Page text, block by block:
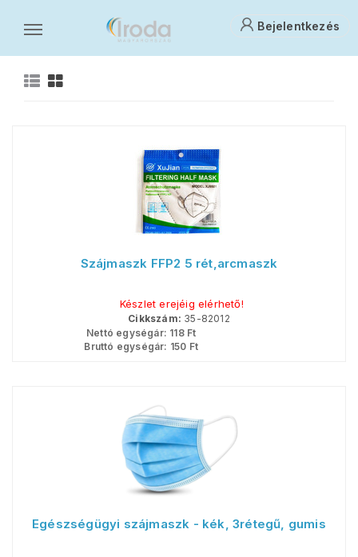
Bejelentkezés
Vagyon- és munkavédelem
Szájmaszk FFP2 5 rét,arcmaszk
Készlet erejéig elérhető!
Cikkszám: 35-82012
Nettó egységár: 118Ft
Bruttó egységár: 150 Ft
Egészségügyi szájmaszk - kék, 3rétegű, gumis